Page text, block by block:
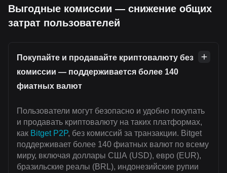
Выгодные комиссии — снижение общих
затрат пользователей
Покупайте и продавайте криптовалюту без
комиссии — поддерживается более 140
фиатных валют
Пользователи могут безопасно и удобно покупать
и продавать криптовалюту на таких платформах,
как Bitget P2P, без комиссий за транзакции. Bitget
поддерживает более 140 фиатных валют по всему
миру, включая доллары США (USD), евро (EUR),
бразильские реалы (BRL), индонезийские рупии